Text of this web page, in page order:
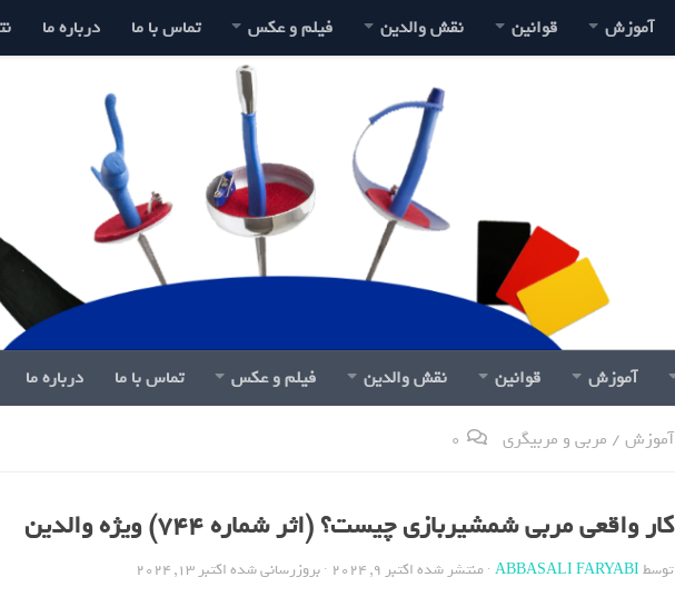
آموزش قوانین نقش والدین فیلم و عکس تماس با ما درباره ما
آموزش قوانین نقش والدین فیلم و عکس تماس با ما درباره ما
آموزش / مربی و مربیگری 0
کار واقعی مربی شمشیربازی چیست؟ (اثر شماره 744) ویژه والدین
توسطABBASALI FARYABI · منتشر شدهاکتبر 9, 2024 · بروزرسانی شدهاکتبر 13, 2024